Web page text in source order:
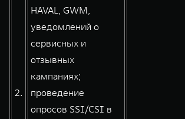
2.
HAVAL, GWM,
уведомлений о
сервисных и
отзывных
кампаниях;
проведение
опросов SSI/CSI в